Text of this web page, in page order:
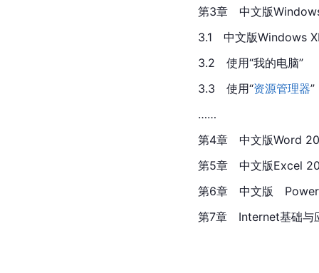
第3章　中文版
3.1　中文版Windows
3.2　使用“我的电脑”
3.3　使用“资源管理器”
……
第4章　中文版Word
第5章　中文版Excel
第6章　中文版　
第7章　Internet基础与